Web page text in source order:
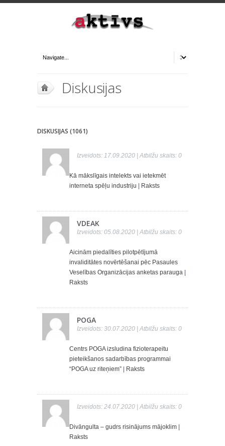
Diskusijas
DISKUSIJAS (1061)
Izveidots: 17.09.2020 | Atbilžu skaits: 0
Kā mākslīgais intelekts vai ietekmēt
interneta spēļu industriju
Raksts
VDEAK
Izveidots: 05.08.2020 | Atbilžu skaits: 0
Aicinām piedalīties pilotpētījumā
invaliditātes novērtēšanai pēc Pasaules
Veselības Organizācijas anketas parauga
Raksts
POGA
Izveidots: 30.07.2020 | Atbilžu skaits: 0
Centrs POGA izsludina fizioterapeitu
pieteikšanos sadarbības programmai
“POGA uz riteņiem”
Raksts
Izveidots: 24.07.2020 | Atbilžu skaits: 0
Divāngulta – gudrs risinājums mājoklim
Raksts